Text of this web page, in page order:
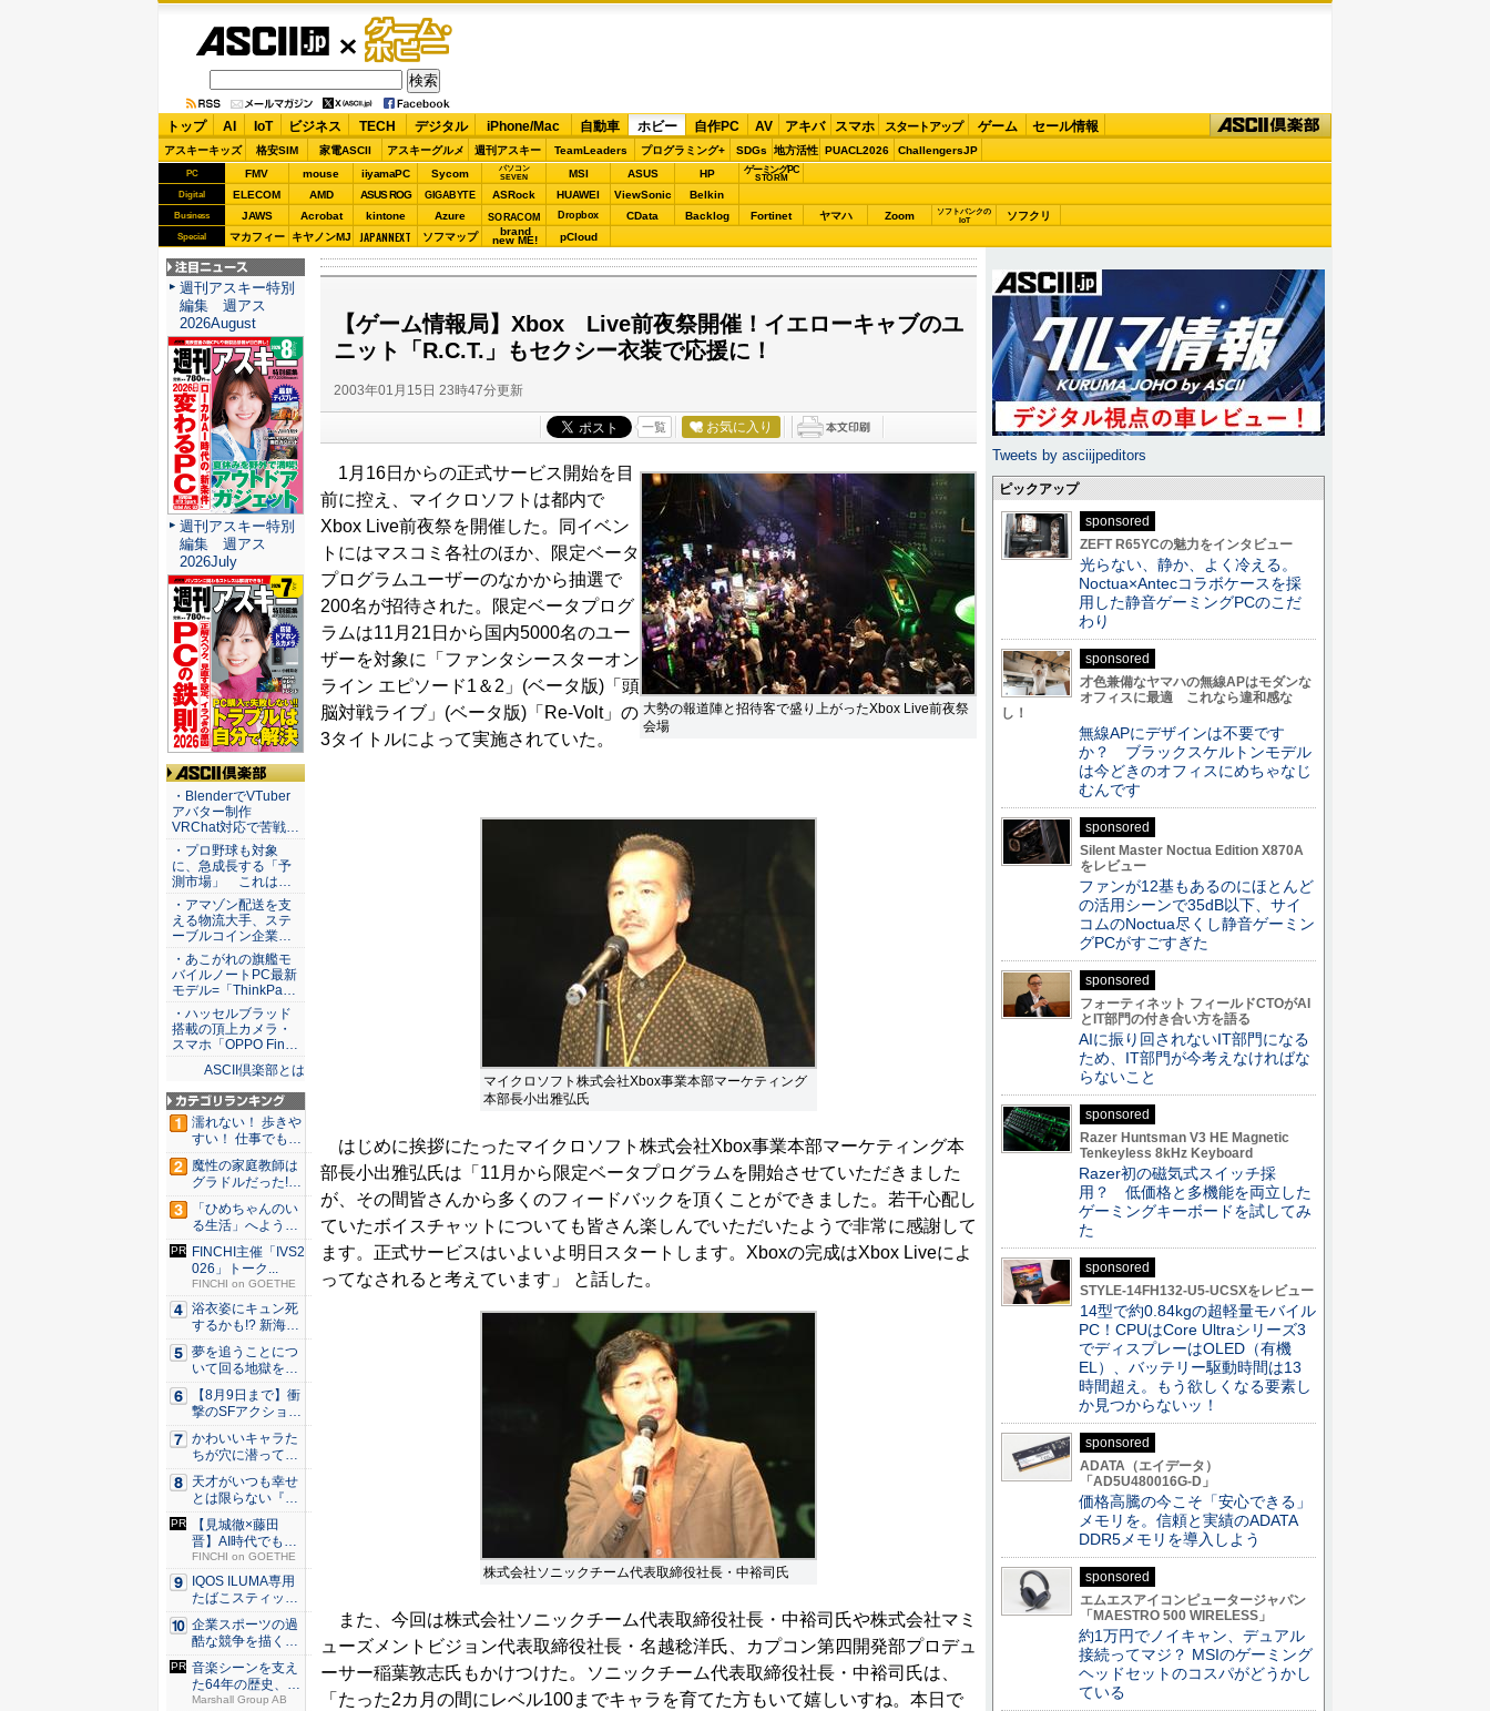
ゲーム・
ホビー
トップ AI IoT ビジネス TECH デジタル iPhone/Mac 自動車 ホビー 自作PC AV アキバ スマホ スタートアップ ゲーム セール情報
アスキーキッズ 格安SIM 家電ASCII アスキーグルメ 週刊アスキー TeamLeaders プログラミング+ SDGs 地方活性 PUACL2026 ChallengersJP
PC FMV mouse iiyamaPC Sycom
パソコン
SEVEN
MSI ASUS HP ゲーミングPC
STORM
Digital ELECOM AMD ASUS ROG GIGABYTE ASRock HUAWEI ViewSonic Belkin
Business JAWS Acrobat kintone Azure SORACOM Dropbox CData Backlog Fortinet ヤマハ Zoom
ソフトバンクの
IoT
ソフクリ
Special マカフィー キヤノンMJ JAPANNEXT ソフマップ brand
new ME! pCloud
【ゲーム情報局】Xbox Live前夜祭開催！イエローキャブのユ
ニット「R.C.T.」もセクシー衣装で応援に！
2003年01月15日 23時47分更新
一覧 お気に入り
大勢の報道陣と招待客で盛り上がったXbox Live前夜祭
会場
1月16日からの正式サービス開始を目
前に控え、マイクロソフトは都内で
Xbox Live前夜祭を開催した。同イベン
トにはマスコミ各社のほか、限定ベータ
プログラムユーザーのなかから抽選で
200名が招待された。限定ベータプログ
ラムは11月21日から国内5000名のユー
ザーを対象に「ファンタシースターオン
ライン エピソード1＆2」(ベータ版)「頭
脳対戦ライブ」(ベータ版)「Re-Volt」の
3タイトルによって実施されていた。
マイクロソフト株式会社Xbox事業本部マーケティング
本部長小出雅弘氏
はじめに挨拶にたったマイクロソフト株式会社Xbox事業本部マーケティング本
部長小出雅弘氏は「11月から限定ベータプログラムを開始させていただきました
が、その間皆さんから多くのフィードバックを頂くことができました。若干心配し
ていたボイスチャットについても皆さん楽しんでいただいたようで非常に感謝して
ます。正式サービスはいよいよ明日スタートします。Xboxの完成はXbox Liveによ
ってなされると考えています」 と話した。
株式会社ソニックチーム代表取締役社長・中裕司氏
また、今回は株式会社ソニックチーム代表取締役社長・中裕司氏や株式会社マミ
ューズメントビジョン代表取締役社長・名越稔洋氏、カプコン第四開発部プロデュ
ーサー稲葉敦志氏もかけつけた。ソニックチーム代表取締役社長・中裕司氏は、
「たった2カ月の間にレベル100までキャラを育てた方もいて嬉しいすね。本日で
注目ニュース
週刊アスキー特別
編集 週アス
2026August
週刊アスキー特別
編集 週アス
2026July
ASCII倶楽部
・BlenderでVTuber
アバター制作
VRChat対応で苦戦…
・プロ野球も対象
に、急成長する「予
測市場」 これは…
・アマゾン配送を支
える物流大手、ステ
ーブルコイン企業…
・あこがれの旗艦モ
バイルノートPC最新
モデル=「ThinkPa…
・ハッセルブラッド
搭載の頂上カメラ・
スマホ「OPPO Fin…
ASCII倶楽部とは
濡れない！ 歩きや
すい！ 仕事でも履
ける...
魔性の家庭教師は
グラドルだった!?
村雨...
「ひめちゃんのい
る生活」へようこ
そ！ 「...
FINCHI主催「IVS2
026」トーク...
FINCHI on GOETHE
浴衣姿にキュン死
するかも!? 新海ま
きが...
夢を追うことにつ
いて回る地獄を描
く『二階...
【8月9日まで】衝
撃のSFアクション
『G...
かわいいキャラた
ちが穴に潜ってひ
どい目に...
天才がいつも幸せ
とは限らない『ダ
イヤモン...
【見城徹×藤田
晋】AI時代でも変
わらない...
FINCHI on GOETHE
IQOS ILUMA専用
たばこスティッ
ク...
企業スポーツの過
酷な競争を描く『J
JM ...
音楽シーンを支え
た64年の歴史、こ
のヘッ...
Marshall Group AB
Tweets by asciijpeditors
ピックアップ
sponsored
ZEFT R65YCの魅力をインタビュー
光らない、静か、よく冷える。
Noctua×Antecコラボケースを採
用した静音ゲーミングPCのこだ
わり
sponsored
才色兼備なヤマハの無線APはモダンな
オフィスに最適 これなら違和感な
し！
無線APにデザインは不要です
か？ ブラックスケルトンモデル
は今どきのオフィスにめちゃなじ
むんです
sponsored
Silent Master Noctua Edition X870A
をレビュー
ファンが12基もあるのにほとんど
の活用シーンで35dB以下、サイ
コムのNoctua尽くし静音ゲーミン
グPCがすごすぎた
sponsored
フォーティネット フィールドCTOがAI
とIT部門の付き合い方を語る
AIに振り回されないIT部門になる
ため、IT部門が今考えなければな
らないこと
sponsored
Razer Huntsman V3 HE Magnetic
Tenkeyless 8kHz Keyboard
Razer初の磁気式スイッチ採
用？ 低価格と多機能を両立した
ゲーミングキーボードを試してみ
た
sponsored
STYLE-14FH132-U5-UCSXをレビュー
14型で約0.84kgの超軽量モバイル
PC！CPUはCore Ultraシリーズ3
でディスプレーはOLED（有機
EL）、バッテリー駆動時間は13
時間超え。もう欲しくなる要素し
か見つからないッ！
sponsored
ADATA（エイデータ）
「AD5U480016G-D」
価格高騰の今こそ「安心できる」
メモリを。信頼と実績のADATA
DDR5メモリを導入しよう
sponsored
エムエスアイコンピュータージャパン
「MAESTRO 500 WIRELESS」
約1万円でノイキャン、デュアル
接続ってマジ？ MSIのゲーミング
ヘッドセットのコスパがどうかし
ている